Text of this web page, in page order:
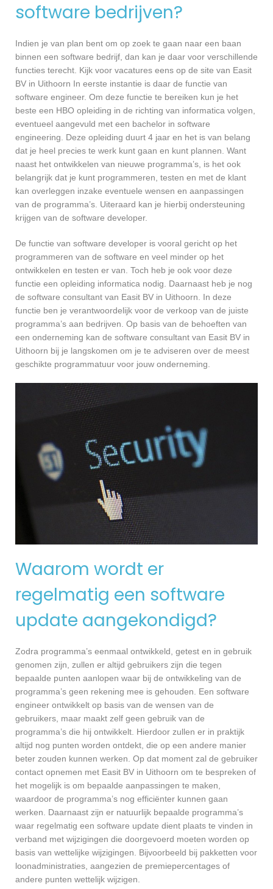
software bedrijven?
Indien je van plan bent om op zoek te gaan naar een baan
binnen een software bedrijf, dan kan je daar voor verschillende
functies terecht. Kijk voor vacatures eens op de site van Easit
BV in Uithoorn In eerste instantie is daar de functie van
software engineer. Om deze functie te bereiken kun je het
beste een HBO opleiding in de richting van informatica volgen,
eventueel aangevuld met een bachelor in software
engineering. Deze opleiding duurt 4 jaar en het is van belang
dat je heel precies te werk kunt gaan en kunt plannen. Want
naast het ontwikkelen van nieuwe programma’s, is het ook
belangrijk dat je kunt programmeren, testen en met de klant
kan overleggen inzake eventuele wensen en aanpassingen
van de programma’s. Uiteraard kan je hierbij ondersteuning
krijgen van de software developer.
De functie van software developer is vooral gericht op het
programmeren van de software en veel minder op het
ontwikkelen en testen er van. Toch heb je ook voor deze
functie een opleiding informatica nodig. Daarnaast heb je nog
de software consultant van Easit BV in Uithoorn. In deze
functie ben je verantwoordelijk voor de verkoop van de juiste
programma’s aan bedrijven. Op basis van de behoeften van
een onderneming kan de software consultant van Easit BV in
Uithoorn bij je langskomen om je te adviseren over de meest
geschikte programmatuur voor jouw onderneming.
Waarom wordt er
regelmatig een software
update aangekondigd?
Zodra programma’s eenmaal ontwikkeld, getest en in gebruik
genomen zijn, zullen er altijd gebruikers zijn die tegen
bepaalde punten aanlopen waar bij de ontwikkeling van de
programma’s geen rekening mee is gehouden. Een software
engineer ontwikkelt op basis van de wensen van de
gebruikers, maar maakt zelf geen gebruik van de
programma’s die hij ontwikkelt. Hierdoor zullen er in praktijk
altijd nog punten worden ontdekt, die op een andere manier
beter zouden kunnen werken. Op dat moment zal de gebruiker
contact opnemen met Easit BV in Uithoorn om te bespreken of
het mogelijk is om bepaalde aanpassingen te maken,
waardoor de programma’s nog efficiënter kunnen gaan
werken. Daarnaast zijn er natuurlijk bepaalde programma’s
waar regelmatig een software update dient plaats te vinden in
verband met wijzigingen die doorgevoerd moeten worden op
basis van wettelijke wijzigingen. Bijvoorbeeld bij pakketten voor
loonadministraties, aangezien de premiepercentages of
andere punten wettelijk wijzigen.